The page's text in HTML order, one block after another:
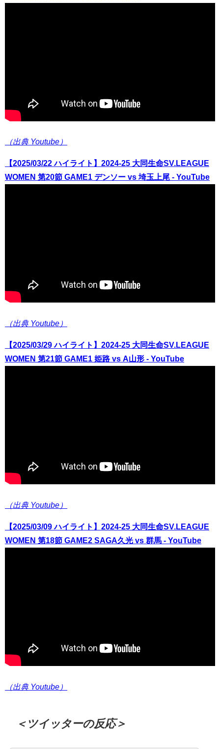
（出典 Youtube）
【2025/03/22 ハイライト】2024-25 大同生命SV.LEAGUE
WOMEN 第20節 GAME1 デンソー vs 埼玉上尾 - YouTube
（出典 Youtube）
【2025/03/29 ハイライト】2024-25 大同生命SV.LEAGUE
WOMEN 第21節 GAME1 姫路 vs A山形 - YouTube
（出典 Youtube）
【2025/03/09 ハイライト】2024-25 大同生命SV.LEAGUE
WOMEN 第18節 GAME2 SAGA久光 vs 群馬 - YouTube
（出典 Youtube）
＜ツイッターの反応＞